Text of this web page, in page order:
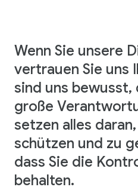
Wenn Sie unsere
vertrauen Sie uns
sind uns bewusst,
große
setzen alles
schützen und zu
dass Sie die
behalten.